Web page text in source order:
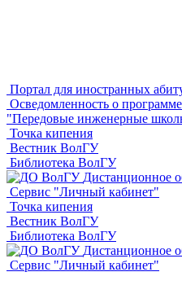
Портал для иностранных
Осведомленность о
"Передовые инженерные
Точка кипения
Вестник ВолГУ
Библиотека ВолГУ
Дистанционное
Сервис "Личный кабинет"
Точка кипения
Вестник ВолГУ
Библиотека ВолГУ
Дистанционное
Сервис "Личный кабинет"